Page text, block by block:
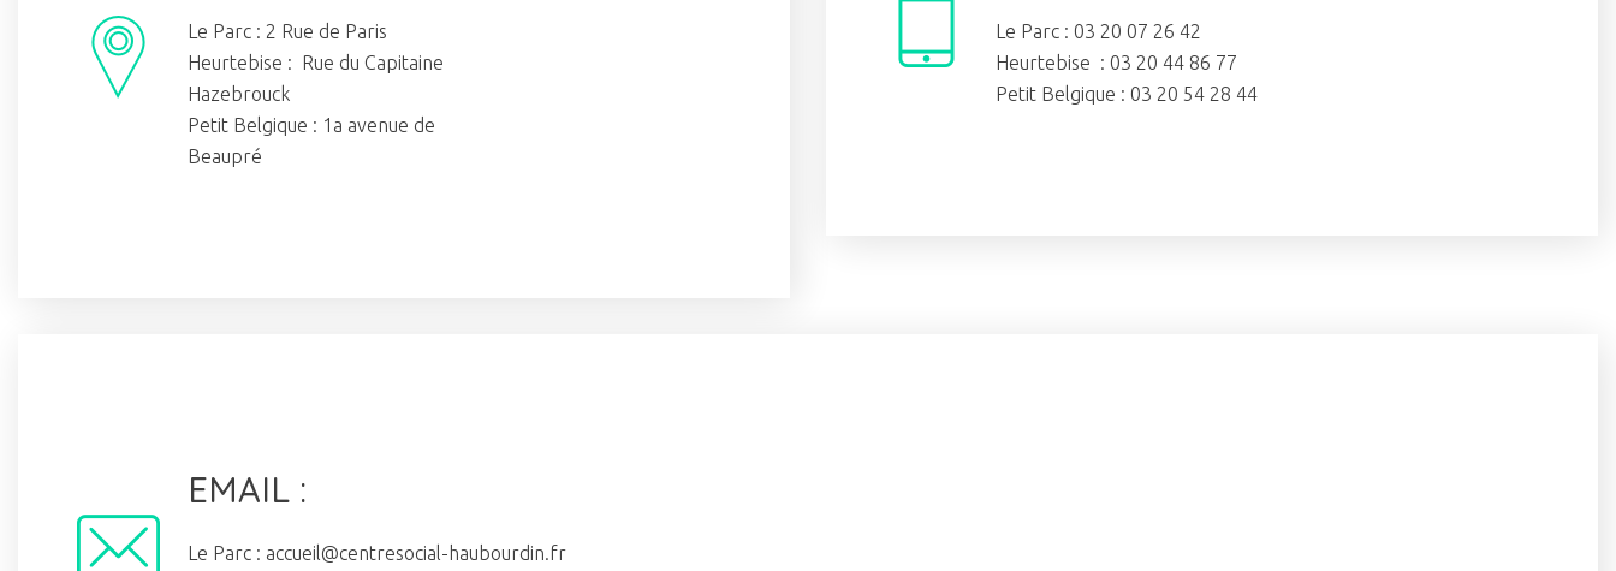
Le Parc : 2 Rue de Paris
Heurtebise : Rue du Capitaine
Hazebrouck
Petit Belgique : 1a avenue de
Beaupré
Le Parc : 03 20 07 26 42
Heurtebise : 03 20 44 86 77
Petit Belgique : 03 20 54 28 44
EMAIL :
Le Parc : accueil@centresocial-haubourdin.fr